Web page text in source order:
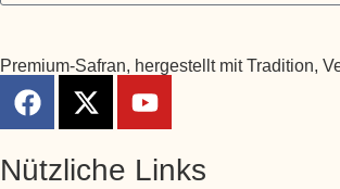
Premium-Safran, hergestellt mit Tradition,
Nützliche Links